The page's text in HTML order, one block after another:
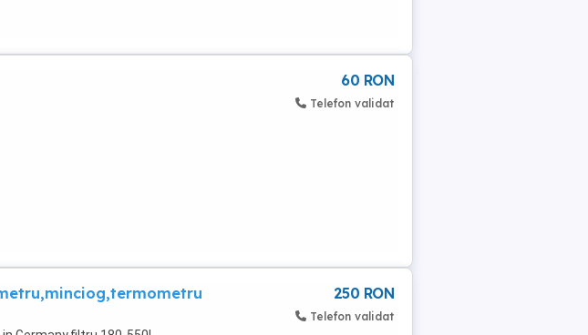
60 RON
Telefon validat
250 RON
Telefon validat